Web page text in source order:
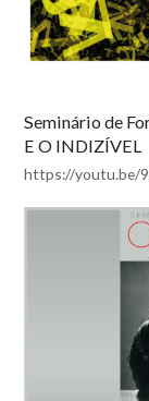
Seminário de
E O INDIZÍVEL
https://youtu.be/